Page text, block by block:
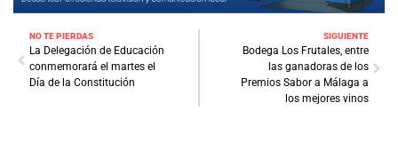
NO TE PIERDAS
La Delegación de Educación
conmemorará el martes el
Día de la Constitución
SIGUIENTE
Bodega Los Frutales, entre
las ganadoras de los
Premios Sabor a Málaga a
los mejores vinos